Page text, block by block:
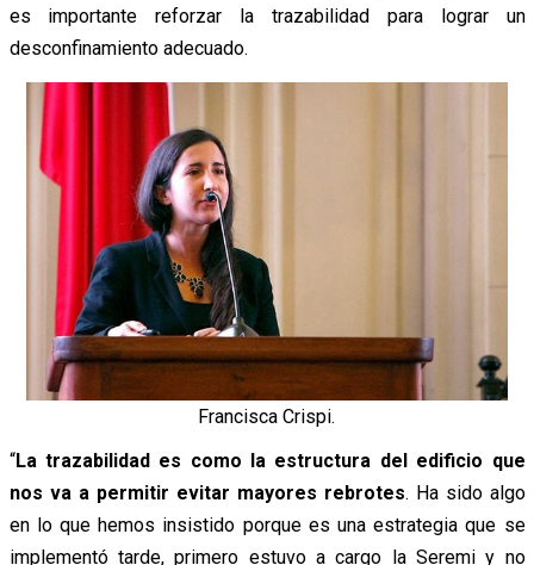
es importante reforzar la trazabilidad para lograr un
desconfinamiento adecuado.
Francisca Crispi.
“La trazabilidad es como la estructura del edificio que
nos va a permitir evitar mayores rebrotes. Ha sido algo
en lo que hemos insistido porque es una estrategia que se
implementó tarde, primero estuvo a cargo la Seremi y no